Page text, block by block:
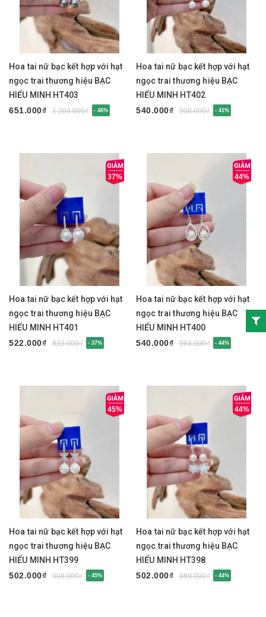
Hoa tai nữ bạc kết hợp với hạt
ngọc trai thương hiệu BẠC
HIỂU MINH HT403
651.000₫
1.203.000₫ - 46%
Hoa tai nữ bạc kết hợp với hạt
ngọc trai thương hiệu BẠC
HIỂU MINH HT402
540.000₫
908.000₫ - 41%
37%
Hoa tai nữ bạc kết hợp với hạt
ngọc trai thương hiệu BẠC
HIỂU MINH HT401
522.000₫
833.000₫ - 37%
44%
Hoa tai nữ bạc kết hợp với hạt
ngọc trai thương hiệu BẠC
HIỂU MINH HT400
540.000₫
964.000₫ - 44%
45%
Hoa tai nữ bạc kết hợp với hạt
ngọc trai thương hiệu BẠC
HIỂU MINH HT399
502.000₫
908.000₫ - 45%
44%
Hoa tai nữ bạc kết hợp với hạt
ngọc trai thương hiệu BẠC
HIỂU MINH HT398
502.000₫
889.000₫ - 44%